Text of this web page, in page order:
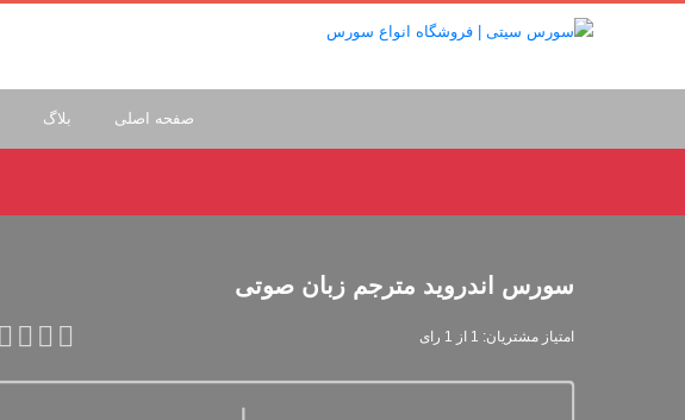
صفحه اصلی بلاگ
سورس اندروید مترجم زبان صوتی
امتیاز مشتریان: 1 از 1 رای